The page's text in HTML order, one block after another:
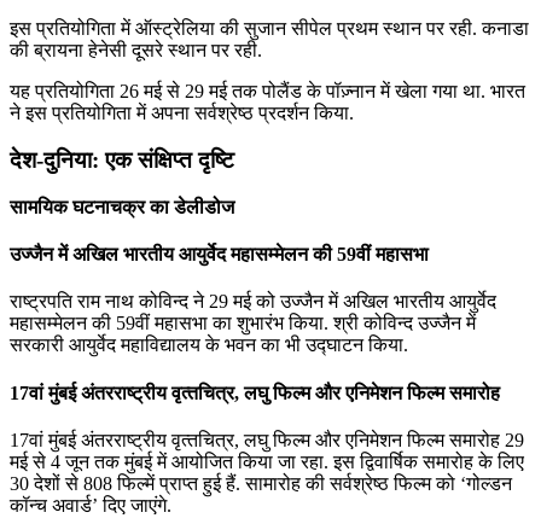
इस प्रतियोगिता में ऑस्ट्रेलिया की सुजान सीपेल प्रथम स्थान पर रही. कनाडा
की ब्रायना हेनेसी दूसरे स्थान पर रही.
यह प्रतियोगिता 26 मई से 29 मई तक पोलैंड के पॉज़्नान में खेला गया था. भारत
ने इस प्रतियोगिता में अपना सर्वश्रेष्ठ प्रदर्शन किया.
देश-दुनिया: एक संक्षिप्त दृष्टि
सामयिक घटनाचक्र का डेलीडोज
उज्जैन में अखिल भारतीय आयुर्वेद महासम्मेलन की 59वीं महासभा
राष्ट्रपति राम नाथ कोविन्द ने 29 मई को उज्जैन में अखिल भारतीय आयुर्वेद
महासम्मेलन की 59वीं महासभा का शुभारंभ किया. श्री कोविन्द उज्जैन में
सरकारी आयुर्वेद महाविद्यालय के भवन का भी उद्घाटन किया.
17वां मुंबई अंतरराष्‍ट्रीय वृत्‍तचित्र, लघु फिल्‍म और एनिमेशन फिल्‍म समारोह
17वां मुंबई अंतरराष्‍ट्रीय वृत्‍तचित्र, लघु फिल्‍म और एनिमेशन फिल्‍म समारोह 29
मई से 4 जून तक मुंबई में आयोजित किया जा रहा. इस द्विवार्षिक समारोह के लिए
30 देशों से 808 फिल्‍में प्राप्‍त हुई हैं. सामारोह की सर्वश्रेष्‍ठ फिल्‍म को ‘गोल्‍डन
कॉन्‍च अवार्ड’ दिए जाएंगे.